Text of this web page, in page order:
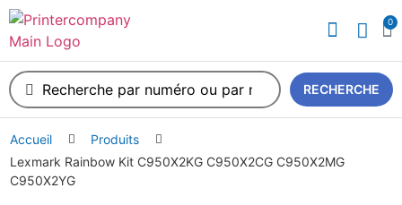
0
RECHERCHE
Accueil
Produits
Lexmark Rainbow Kit C950X2KG C950X2CG C950X2MG
C950X2YG